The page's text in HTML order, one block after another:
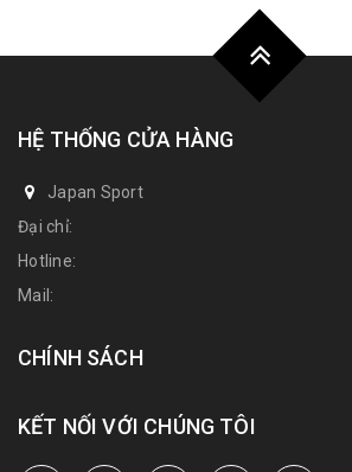
HỆ THỐNG CỬA HÀNG
Japan Sport
Đại chỉ:
Hotline:
Mail:
CHÍNH SÁCH
KẾT NỐI VỚI CHÚNG TÔI